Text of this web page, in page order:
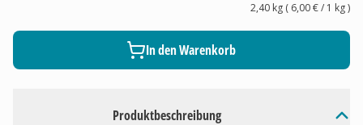
Produktbeschreibung
2,40 kg( 6,00 €/ 1 kg)
In den Warenkorb